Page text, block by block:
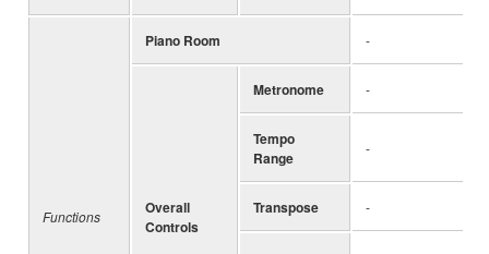
Functions
Piano Room -
Overall
Controls
Metronome -
Tempo
Range
-
Transpose -